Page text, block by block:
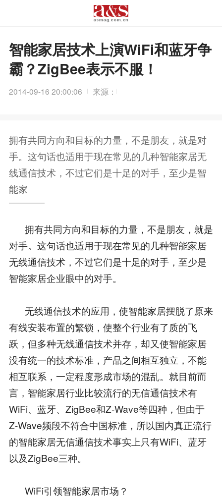
智能家居技术上演WiFi和蓝牙争
霸？ZigBee表示不服！
2014-09-16 20:00:06 来源：
拥有共同方向和目标的力量，不是朋友，就是对
手。这句话也适用于现在常见的几种智能家居无
线通信技术，不过它们是十足的对手，至少是智
能家
拥有共同方向和目标的力量，不是朋友，就是
对手。这句话也适用于现在常见的几种智能家居
无线通信技术，不过它们是十足的对手，至少是
智能家居企业眼中的对手。
无线通信技术的应用，使智能家居摆脱了原来
有线安装布置的繁锁，使整个行业有了质的飞
跃，但多种无线通信技术并存，却又使智能家居
没有统一的技术标准，产品之间相互独立，不能
相互联系，一定程度形成市场的混乱。就目前而
言，智能家居行业比较流行的无信通信技术有
WiFi、蓝牙、ZigBee和Z-Wave等四种，但由于
Z-Wave频段不符合中国标准，所以国内真正流行
的智能家居无信通信技术事实上只有WiFi、蓝牙
以及ZigBee三种。
WiFi引领智能家居市场？